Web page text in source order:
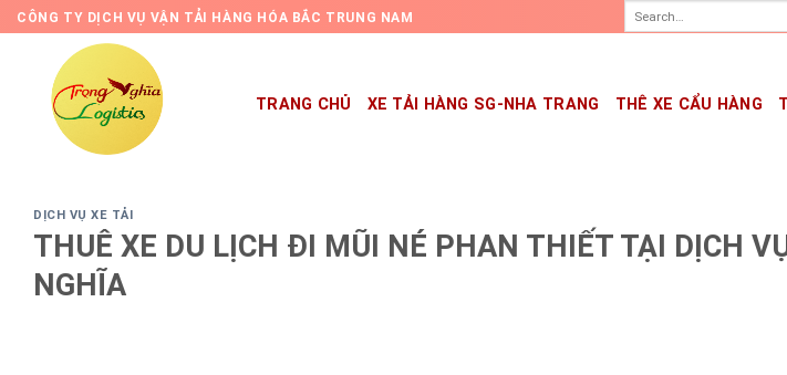
Skip
to
content
CÔNG TY DỊCH VỤ VẬN TẢI HÀNG HÓA BẮC TRUNG NAM
TRANG CHỦ XE TẢI HÀNG SG-NHA TRANG THÊ XE CẨU HÀNG
DỊCH VỤ XE TẢI
THUÊ XE DU LỊCH ĐI MŨI NÉ PHAN THIẾT TẠI DỊCH
NGHĨA